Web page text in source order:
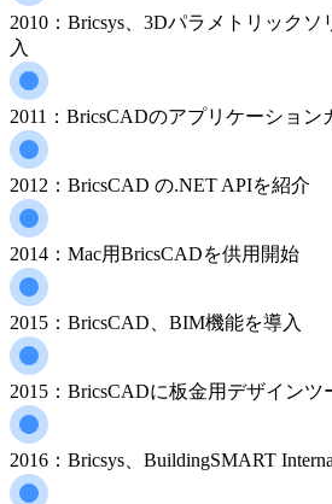
2010：Bricsys、3Dパラメトリック
入
2011：BricsCADのアプリケーション
2012：BricsCAD の.NET APIを紹介
2014：Mac用BricsCADを供用開始
2015：BricsCAD、BIM機能を導入
2015：BricsCADに板金用デザイン
2016：Bricsys、BuildingSMART